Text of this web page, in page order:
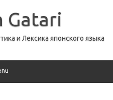
Gatari
и Лексика японского языка